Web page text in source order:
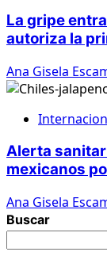
La gripe
autoriza la
Ana Gisela
Alerta
mexicanos
Ana Gisela
Buscar